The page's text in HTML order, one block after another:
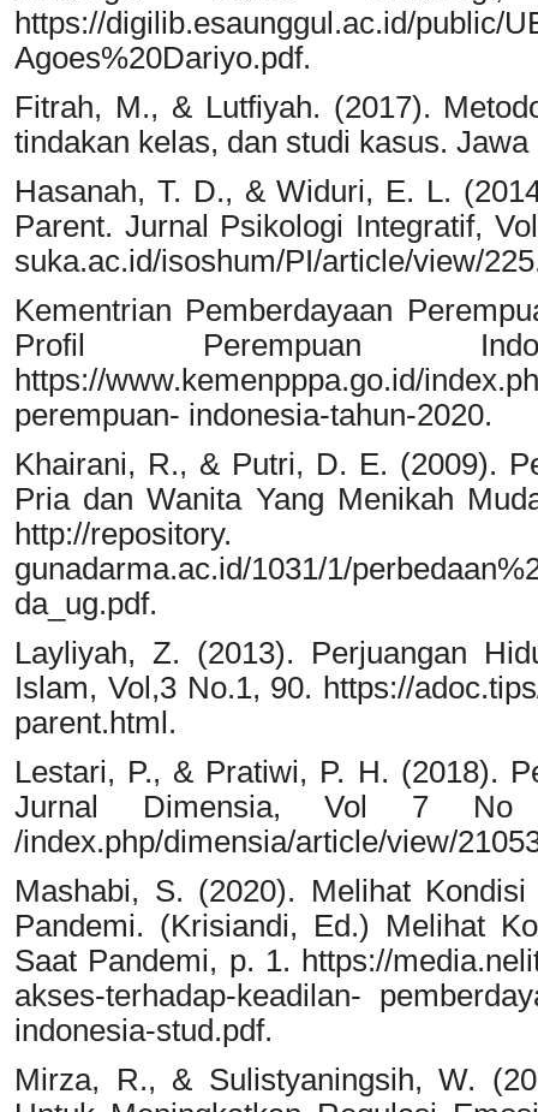
https://digilib.esaunggul.ac.id/public/
Agoes%20Dariyo.pdf.
Fitrah, M., & Lutfiyah. (2017).
tindakan kelas, dan studi kasus.
Hasanah, T. D., & Widuri, E. L.
Parent. Jurnal Psikologi Integratif,
suka.ac.id/isoshum/PI/article/view/
Kementrian Pemberdayaan
Profil Perempuan
https://www.kemenpppa.go.id/
perempuan- indonesia-tahun-2020.
Khairani, R., & Putri, D. E. (2009).
Pria dan Wanita Yang Menikah
http://repository.
gunadarma.ac.id/1031/1/
da_ug.pdf.
Layliyah, Z. (2013). Perjuangan
Islam, Vol,3 No.1, 90. https://
parent.html.
Lestari, P., & Pratiwi, P. H. (2018).
Jurnal Dimensia, Vol 7 No
/index.php/dimensia/article/view/
Mashabi, S. (2020). Melihat
Pandemi. (Krisiandi, Ed.) Melihat
Saat Pandemi, p. 1. https://
akses-terhadap-keadilan-
indonesia-stud.pdf.
Mirza, R., & Sulistyaningsih, W.